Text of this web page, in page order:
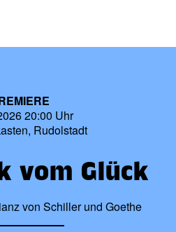
20:00 Uhr
Rudolstadt
vom Glück
von Schiller und Goethe